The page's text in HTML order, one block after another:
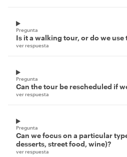
Pregunta
Is it a walking tour, or do we
ver respuesta
Pregunta
Can the tour be rescheduled if
ver respuesta
Pregunta
Can we focus on a particular
desserts, street food, wine)?
ver respuesta